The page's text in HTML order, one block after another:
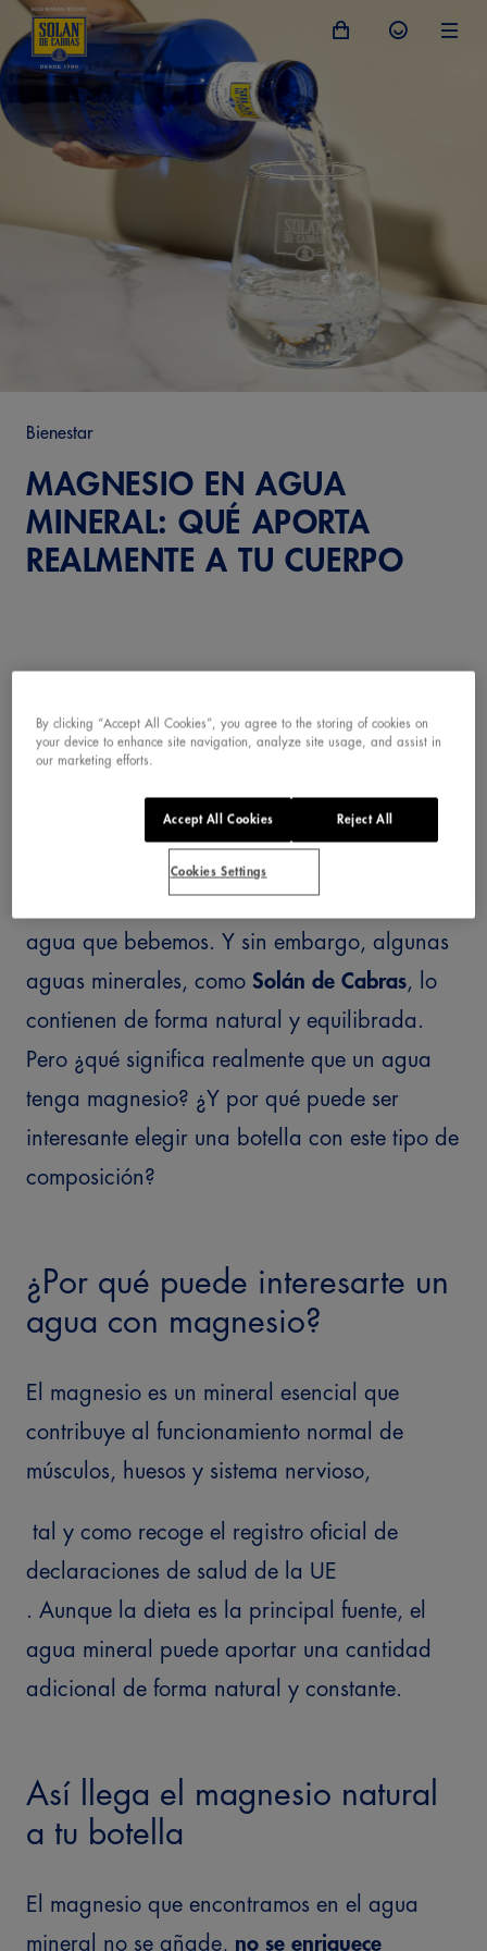
Bienestar
MAGNESIO EN AGUA
MINERAL: QUÉ APORTA
REALMENTE A TU CUERPO
conocidos por su importancia en el bienestar
general, pero pocas veces reparamos en su
presencia en algo tan cotidiano como el
agua que bebemos. Y sin embargo, algunas
aguas minerales, como Solán de Cabras, lo
contienen de forma natural y equilibrada.
Pero ¿qué significa realmente que un agua
tenga magnesio? ¿Y por qué puede ser
interesante elegir una botella con este tipo de
composición?
¿Por qué puede interesarte un
agua con magnesio?
El magnesio es un mineral esencial que
contribuye al funcionamiento normal de
músculos, huesos y sistema nervioso,
tal y como recoge el registro oficial de
declaraciones de salud de la UE
. Aunque la dieta es la principal fuente, el
agua mineral puede aportar una cantidad
adicional de forma natural y constante.
Así llega el magnesio natural
a tu botella
El magnesio que encontramos en el agua
mineral no se añade, no se enriquece
By clicking “Accept All Cookies”, you agree to the storing of cookies on
your device to enhance site navigation, analyze site usage, and assist in
our marketing efforts.
Reject All
Accept All Cookies
Cookies Settings